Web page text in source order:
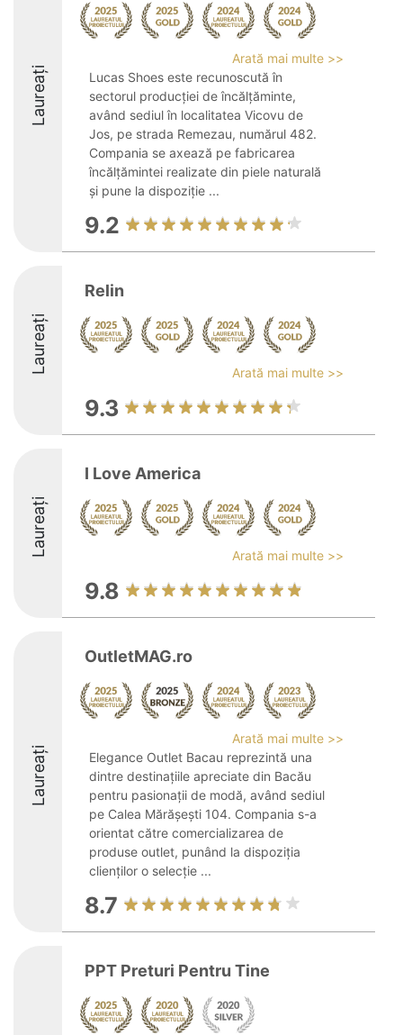
Laureați
Arată mai multe >>
Lucas Shoes este recunoscută în
sectorul producției de încălțăminte,
având sediul în localitatea Vicovu de
Jos, pe strada Remezau, numărul 482.
Compania se axează pe fabricarea
încălțămintei realizate din piele naturală
și pune la dispoziție ...
9.2
Laureați
Relin
Arată mai multe >>
9.3
Laureați
I Love America
Arată mai multe >>
9.8
Laureați
OutletMAG.ro
Arată mai multe >>
Elegance Outlet Bacau reprezintă una
dintre destinațiile apreciate din Bacău
pentru pasionații de modă, având sediul
pe Calea Mărășești 104. Compania s-a
orientat către comercializarea de
produse outlet, punând la dispoziția
clienților o selecție ...
8.7
PPT Preturi Pentru Tine